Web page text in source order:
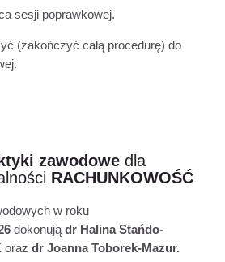
sesji poprawkowej.
(zakończyć całą procedurę) do
zawodowe dla
RACHUNKOWOŚĆ
w roku
dokonują dr Halina Stańdo-
oraz dr Joanna Toborek-Mazur.